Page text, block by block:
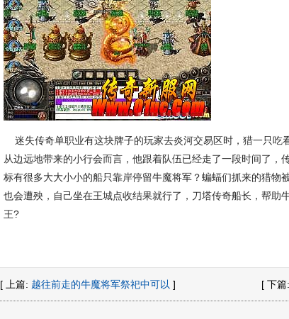
迷失传奇单职业有这块牌子的玩家去炎河交易区时，猎一只
从边远地带来的小行会而言，他跟着队伍已经走了一段时间了，
标有很多大大小小的船只靠岸停留牛魔将军？蝙蝠们抓来的猎物
也会遭殃，自己坐在王城点收结果就行了，刀塔传奇船长，帮助
王?
[ 上篇: 越往前走的牛魔将军祭祀中可以 ] [ 下篇: